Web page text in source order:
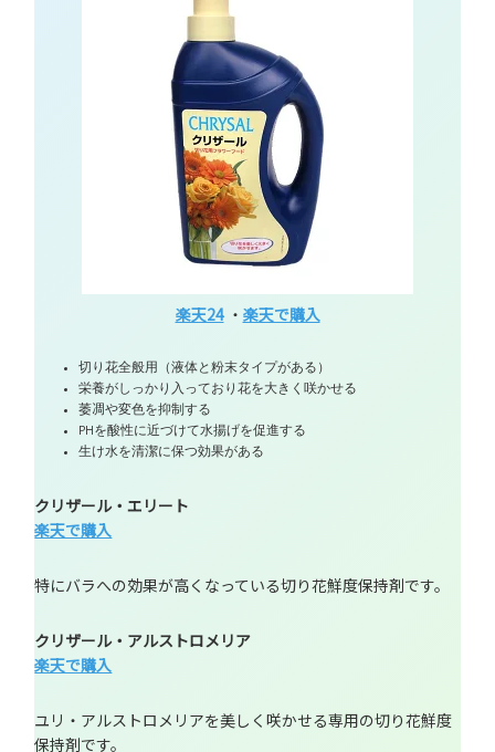
楽天24・ 楽天で購入
切り花全般用（液体と粉末タイプがある）
栄養がしっかり入っており花を大きく咲かせる
萎凋や変色を抑制する
PHを酸性に近づけて水揚げを促進する
生け水を清潔に保つ効果がある
クリザール・エリート
楽天で購入
特にバラへの効果が高くなっている切り花鮮度保持剤です。
クリザール・アルストロメリア
楽天で購入
ユリ・アルストロメリアを美しく咲かせる専用の切り花鮮度
保持剤です。